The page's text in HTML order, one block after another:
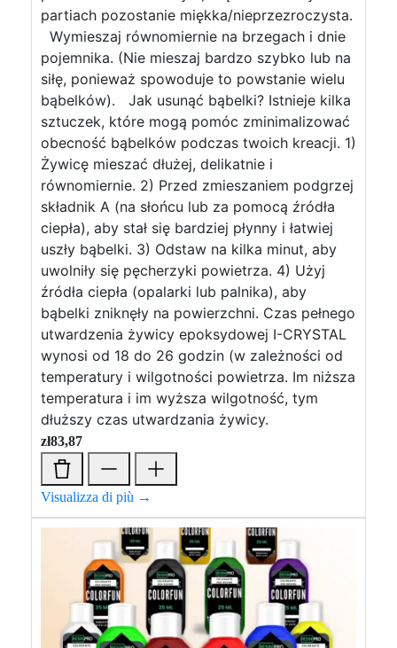
partiach pozostanie miękka/nieprzezroczysta.
Wymieszaj równomiernie na brzegach i dnie
pojemnika. (Nie mieszaj bardzo szybko lub na
siłę, ponieważ spowoduje to powstanie wielu
bąbelków). Jak usunąć bąbelki? Istnieje kilka
sztuczek, które mogą pomóc zminimalizować
obecność bąbelków podczas twoich kreacji. 1)
Żywicę mieszać dłużej, delikatnie i
równomiernie. 2) Przed zmieszaniem podgrzej
składnik A (na słońcu lub za pomocą źródła
ciepła), aby stał się bardziej płynny i łatwiej
uszły bąbelki. 3) Odstaw na kilka minut, aby
uwolniły się pęcherzyki powietrza. 4) Użyj
źródła ciepła (opalarki lub palnika), aby
bąbelki zniknęły na powierzchni. Czas pełnego
utwardzenia żywicy epoksydowej I-CRYSTAL
wynosi od 18 do 26 godzin (w zależności od
temperatury i wilgotności powietrza. Im niższa
temperatura i im wyższa wilgotność, tym
dłuższy czas utwardzania żywicy.
zł83,87
Visualizza di più →